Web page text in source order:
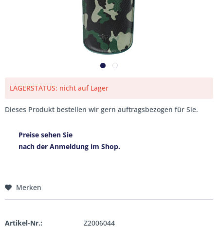
LAGERSTATUS: nicht auf Lager
Dieses Produkt bestellen wir gern auftragsbezogen für Sie.
Preise sehen Sie
nach der Anmeldung im Shop.
Merken
Artikel-Nr.:
Z2006044